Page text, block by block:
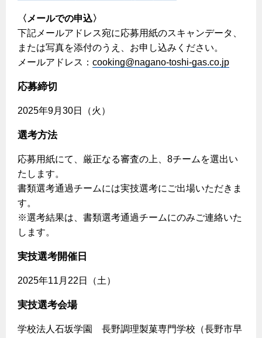
安全対策
ガスメーターの役割と安全機能
古くなったガス管の交換のおすすめ
正しい接続で安全に
長期使用製品安全点検制度について
保安体制
保安体制について
ガス設備安全点検について
各種手続き
お引越しのときには
ガス使用開始のご案内
ガスファンヒーター
ガス温水床暖房・ルームヒーター
〈メールでの申込〉
下記メールアドレス宛に応募用紙のスキャンデータ、
または写真を添付のうえ、お申し込みください。
メールアドレス： cooking@nagano-toshi-gas.co.jp
応募締切
2025年9月30日（火）
選考方法
応募用紙にて、厳正なる審査の上、8チームを選出い
たします。
書類選考通過チームには実技選考にご出場いただきま
す。
※選考結果は、書類選考通過チームにのみご連絡いた
します。
実技選考開催日
2025年11月22日（土）
実技選考会場
学校法人石坂学園 長野調理製菓専門学校（長野市早